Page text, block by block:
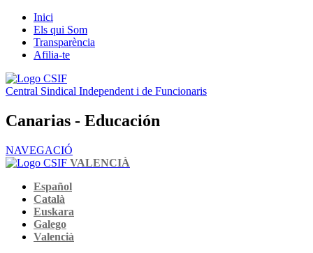
Inici
Els qui Som
Transparència
Afilia-te
Central Sindical Independent i de Funcionaris
Canarias - Educación
NAVEGACIÓ
VALENCIÀ
Español
Català
Euskara
Galego
Valencià